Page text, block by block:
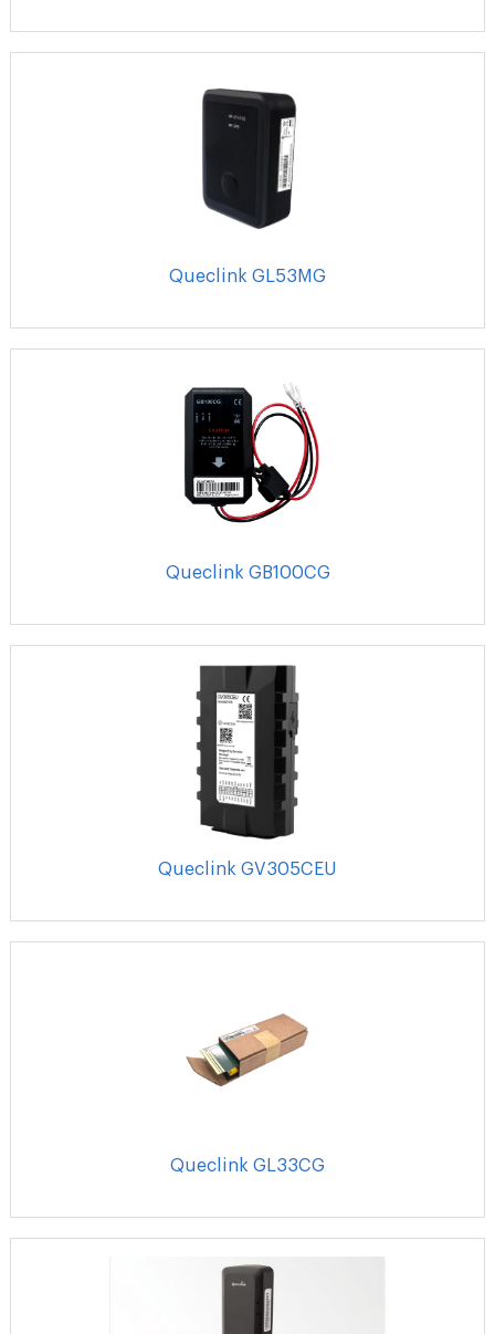
Queclink GL53MG
Queclink GB100CG
Queclink GV305CEU
Queclink GL33CG